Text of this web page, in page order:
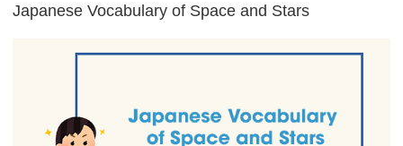
Japanese Vocabulary of Space and Stars